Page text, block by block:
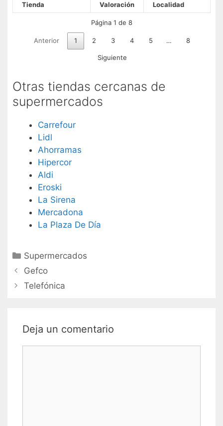
Tienda Valoración Localidad
Página 1 de 8
Anterior 1 2 3 4 5 … 8
Siguiente
Otras tiendas cercanas de
supermercados
Carrefour
Lidl
Ahorramas
Hipercor
Aldi
Eroski
La Sirena
Mercadona
La Plaza De Día
Categorías
Supermercados
Navegación
de
Gefco
Telefónica
Deja un comentario